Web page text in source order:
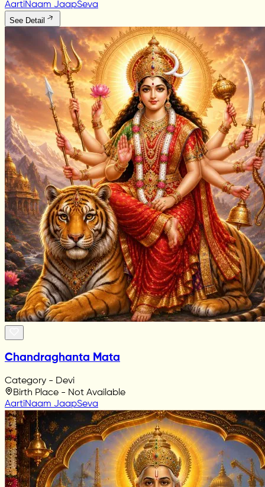
AartiNaam JaapSeva
See Detail
Chandraghanta Mata
Category - Devi
Birth Place - Not Available
AartiNaam JaapSeva